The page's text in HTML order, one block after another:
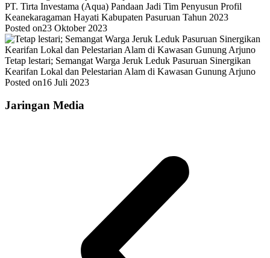
PT. Tirta Investama (Aqua) Pandaan Jadi Tim Penyusun Profil
Keanekaragaman Hayati Kabupaten Pasuruan Tahun 2023
Posted on23 Oktober 2023
Tetap lestari; Semangat Warga Jeruk Leduk Pasuruan Sinergikan
Kearifan Lokal dan Pelestarian Alam di Kawasan Gunung Arjuno
Posted on16 Juli 2023
Jaringan Media